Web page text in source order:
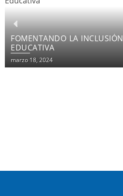
PROGRAMAS DE BECAS EN EL
INSTITUTO
marzo 21, 2024